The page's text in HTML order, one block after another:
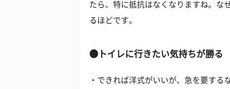
たら、特に抵抗はなくなりますね。な
るほどです。
●トイレに行きたい気持ちが勝る
・できれば洋式がいいが、急を要す